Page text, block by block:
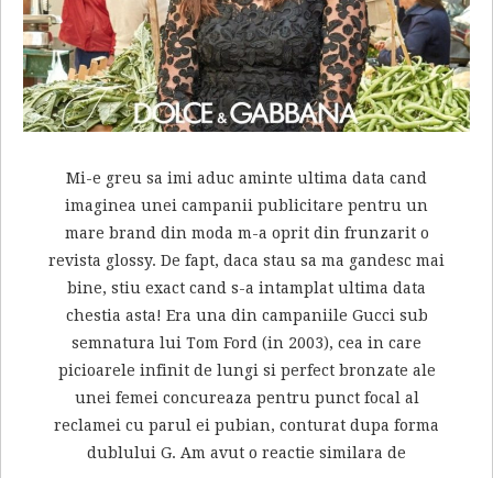
Mi-e greu sa imi aduc aminte ultima data cand
imaginea unei campanii publicitare pentru un
mare brand din moda m-a oprit din frunzarit o
revista glossy. De fapt, daca stau sa ma gandesc mai
bine, stiu exact cand s-a intamplat ultima data
chestia asta! Era una din campaniile Gucci sub
semnatura lui Tom Ford (in 2003), cea in care
picioarele infinit de lungi si perfect bronzate ale
unei femei concureaza pentru punct focal al
reclamei cu parul ei pubian, conturat dupa forma
dublului G. Am avut o reactie similara de